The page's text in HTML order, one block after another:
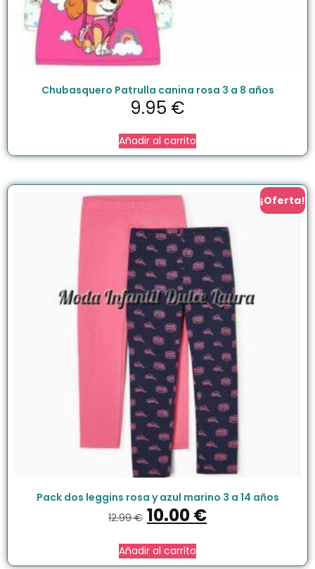
Chubasquero Patrulla canina rosa 3 a 8 años
9.95 €
Añadir al carrito
¡Oferta!
Pack dos leggins rosa y azul marino 3 a 14 años
12.99€ 10.00€
Añadir al carrito